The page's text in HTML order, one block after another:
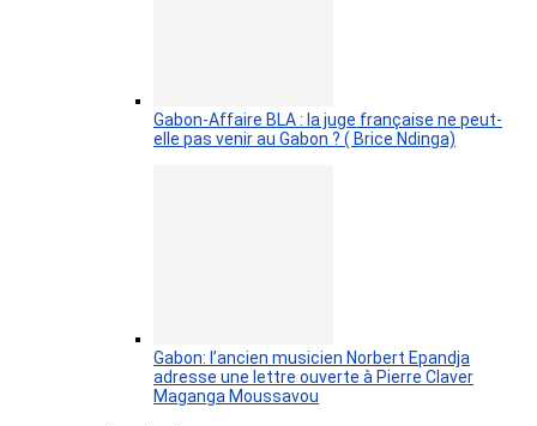
Gabon-Affaire BLA : la juge française ne peut-
elle pas venir au Gabon ? ( Brice Ndinga)
Gabon: l’ancien musicien Norbert Epandja
adresse une lettre ouverte à Pierre Claver
Maganga Moussavou